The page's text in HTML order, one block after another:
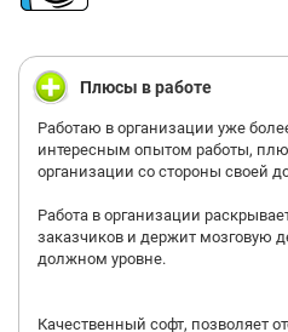
Плюсы в работе
Работаю в организации уже
интересным опытом работы,
организации со стороны своей
Работа в организации
заказчиков и держит мозговую
должном уровне.
Качественный софт, позволяет